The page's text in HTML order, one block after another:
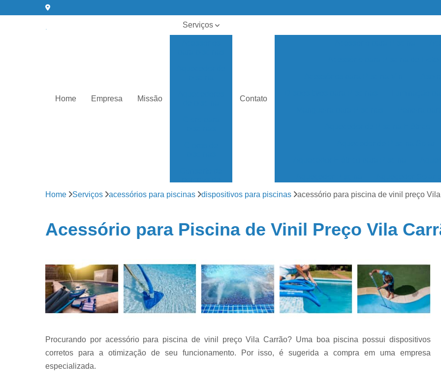
Home Empresa Missão
Serviços
Filtros para
piscinas
Iluminação de
piscina
Limpeza de
piscinas
manutenção
de piscinas
Contato
Aquecedor Solar Piscina
Aquecedor de
Aquecedor Piscina Fibra
Aquecedor
Cloro para Piscina 9000 Litros
Cloro para Piscina Fechada
Cloro para
Cloro 3 em 1 para Piscina
Cloro
Cloro Líquido para Piscina
Cloro para
Cloro
Conserto
Home Serviços acessórios para piscinas dispositivos para piscinas acessório para piscina de vinil preço
Acessório para Piscina de Vinil Preço Vila
Procurando por acessório para piscina de vinil preço Vila Carrão? Uma boa piscina possui dispositivos
corretos para a otimização de seu funcionamento. Por isso, é sugerida a compra em uma empresa
especializada.